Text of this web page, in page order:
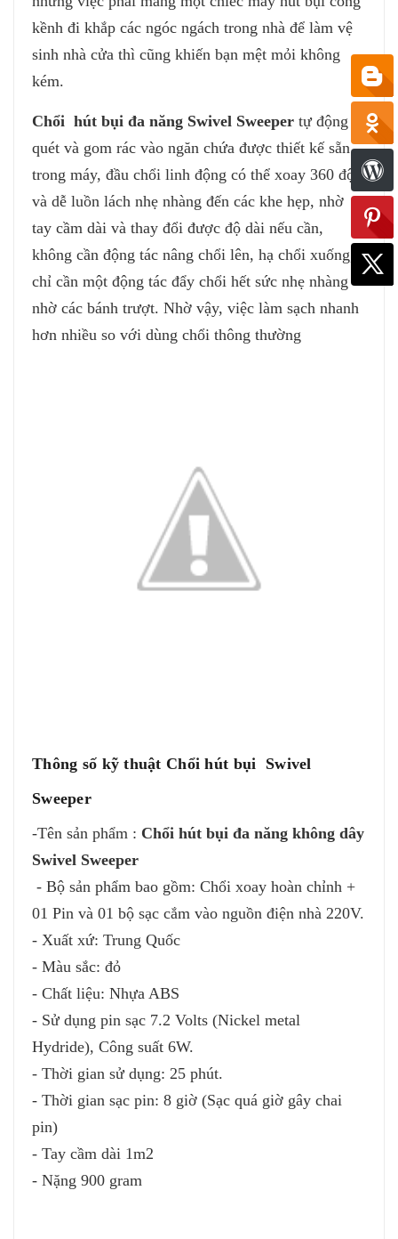
kềnh đi khắp các ngóc ngách trong nhà để làm vệ
sinh nhà cửa thì cũng khiến bạn mệt mỏi không
kém.
Chổi hút bụi đa năng Swivel Sweeper tự động
quét và gom rác vào ngăn chứa được thiết kế sẵn
trong máy, đầu chổi linh động có thể xoay 360 độ
và dễ luồn lách nhẹ nhàng đến các khe hẹp, nhờ
tay cầm dài và thay đổi được độ dài nếu cần,
không cần động tác nâng chổi lên, hạ chổi xuống,
chỉ cần một động tác đẩy chổi hết sức nhẹ nhàng
nhờ các bánh trượt. Nhờ vậy, việc làm sạch nhanh
hơn nhiều so với dùng chổi thông thường
Thông số kỹ thuật Chổi hút bụi Swivel
Sweeper
-Tên sản phẩm : Chổi hút bụi đa năng không dây
Swivel Sweeper
- Bộ sản phẩm bao gồm: Chổi xoay hoàn chỉnh +
01 Pin và 01 bộ sạc cắm vào nguồn điện nhà 220V.
- Xuất xứ: Trung Quốc
- Màu sắc: đỏ
- Chất liệu: Nhựa ABS
- Sử dụng pin sạc 7.2 Volts (Nickel metal
Hydride), Công suất 6W.
- Thời gian sử dụng: 25 phút.
- Thời gian sạc pin: 8 giờ (Sạc quá giờ gây chai
pin)
- Tay cầm dài 1m2
- Nặng 900 gram